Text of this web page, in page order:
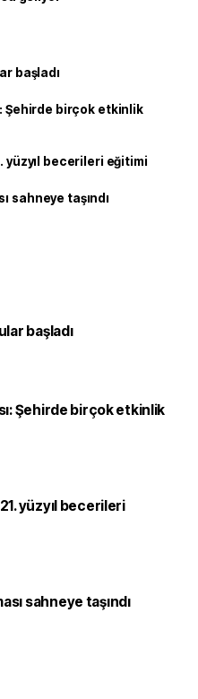
başladı
Şehirde birçok etkinlik
yüzyıl becerileri eğitimi
sahneye taşındı
başladı
Şehirde birçok etkinlik
yüzyıl becerileri
sahneye taşındı